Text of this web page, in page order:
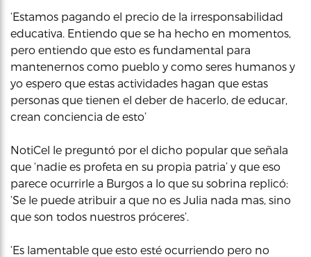
‘Estamos pagando el precio de la irresponsabilidad
educativa. Entiendo que se ha hecho en momentos,
pero entiendo que esto es fundamental para
mantenernos como pueblo y como seres humanos y
yo espero que estas actividades hagan que estas
personas que tienen el deber de hacerlo, de educar,
crean conciencia de esto’
NotiCel le preguntó por el dicho popular que señala
que ‘nadie es profeta en su propia patria’ y que eso
parece ocurrirle a Burgos a lo que su sobrina replicó:
‘Se le puede atribuir a que no es Julia nada mas, sino
que son todos nuestros próceres’.
‘Es lamentable que esto esté ocurriendo pero no